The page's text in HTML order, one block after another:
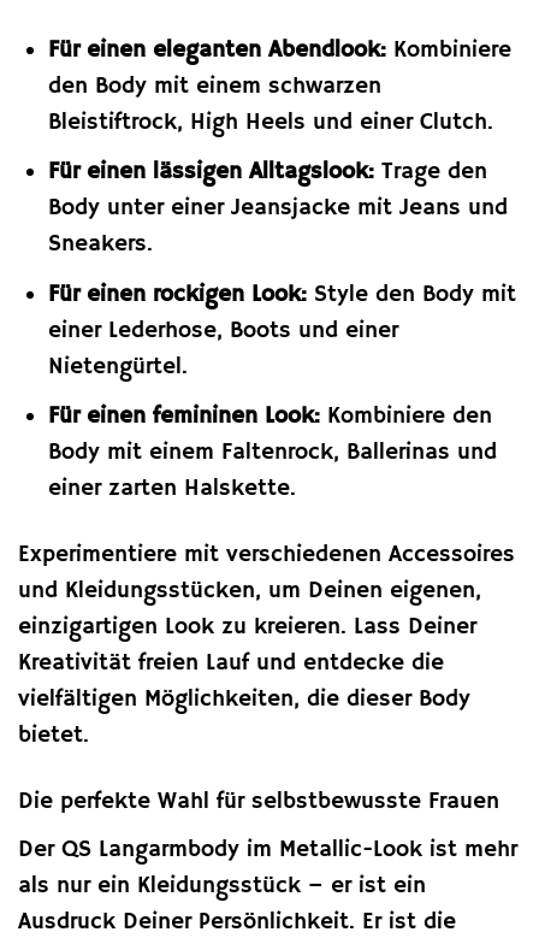
Für einen eleganten Abendlook:Kombiniere
den Body mit einem schwarzen
Bleistiftrock, High Heels und einer Clutch.
Für einen lässigen Alltagslook:Trage den
Body unter einer Jeansjacke mit Jeans und
Sneakers.
Für einen rockigen Look:Style den Body mit
einer Lederhose, Boots und einer
Nietengürtel.
Für einen femininen Look:Kombiniere den
Body mit einem Faltenrock, Ballerinas und
einer zarten Halskette.
Experimentiere mit verschiedenen Accessoires
und Kleidungsstücken, um Deinen eigenen,
einzigartigen Look zu kreieren. Lass Deiner
Kreativität freien Lauf und entdecke die
vielfältigen Möglichkeiten, die dieser Body
bietet.
Die perfekte Wahl für selbstbewusste Frauen
Der QS Langarmbody im Metallic-Look ist mehr
als nur ein Kleidungsstück – er ist ein
Ausdruck Deiner Persönlichkeit. Er ist die